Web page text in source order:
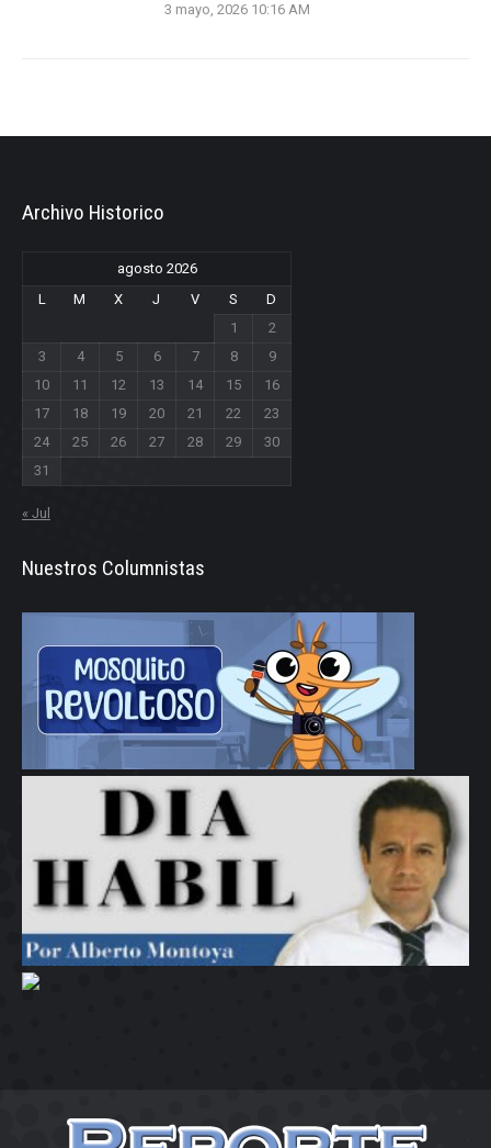
3 mayo, 2026 10:16 AM
Archivo Historico
agosto 2026
L
M X J V S
D
1
2
3
4 5 6 7 8
9
10
11 12 13 14 15
16
17
18 19 20 21 22
23
24
25 26 27 28 29
30
31
« Jul
Nuestros Columnistas